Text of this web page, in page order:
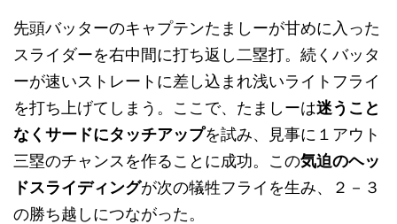
先頭バッターのキャプテンたましーが甘めに入った
スライダーを右中間に打ち返し二塁打。続くバッタ
ーが速いストレートに差し込まれ浅いライトフライ
を打ち上げてしまう。ここで、たましーは迷うこと
なくサードにタッチアップを試み、見事に１アウト
三塁のチャンスを作ることに成功。この気迫のヘッ
ドスライディングが次の犠牲フライを生み、２－３
の勝ち越しにつながった。